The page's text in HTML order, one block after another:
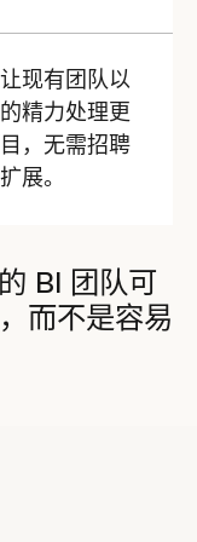
现有团队以
精力处理更
，无需招聘
展。
BI 团队可
而不是容易